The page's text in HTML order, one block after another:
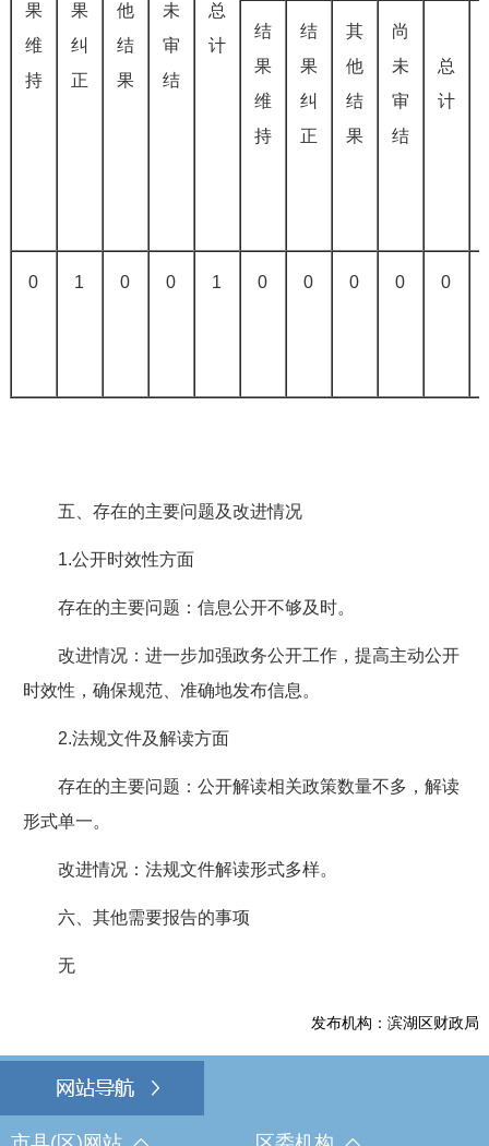
果
维
持
果
纠
正
他
结
果
未
审
结
总
计
结
果
维
持
结
果
纠
正
其
他
结
果
尚
未
审
结
总
计
0 1 0 0 1 0 0 0 0 0
五、存在的主要问题及改进情况
1.公开时效性方面
存在的主要问题：信息公开不够及时。
改进情况：进一步加强政务公开工作，提高主动公开
时效性，确保规范、准确地发布信息。
2.法规文件及解读方面
存在的主要问题：公开解读相关政策数量不多，解读
形式单一。
改进情况：法规文件解读形式多样。
六、其他需要报告的事项
无
发布机构：滨湖区财政局